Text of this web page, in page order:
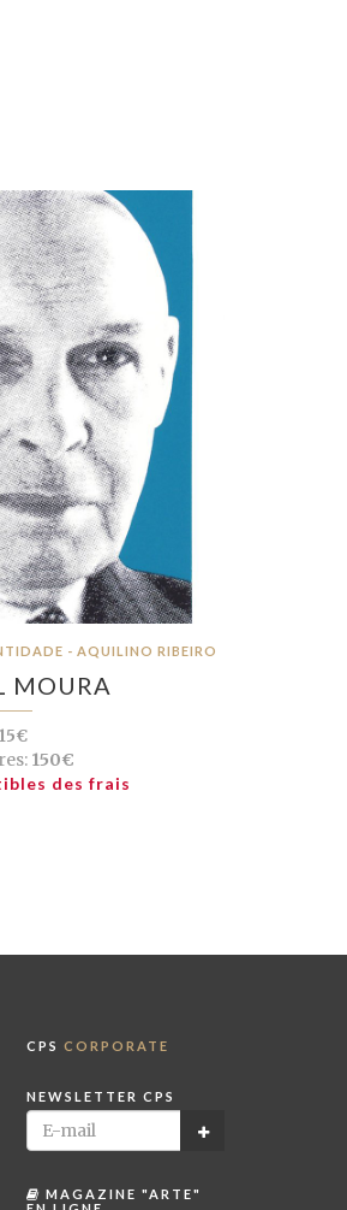
- AQUILINO RIBEIRO
MOURA
150€
des frais
CPS CORPORATE
NEWSLETTER CPS
MAGAZINE "ARTE"